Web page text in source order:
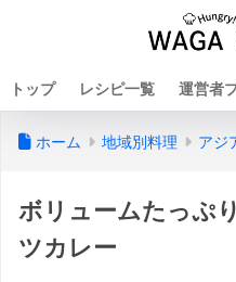
トップ レシピ一覧 運営者
ホーム 地域別料理 アジ
ボリュームたっぷ
ツカレー